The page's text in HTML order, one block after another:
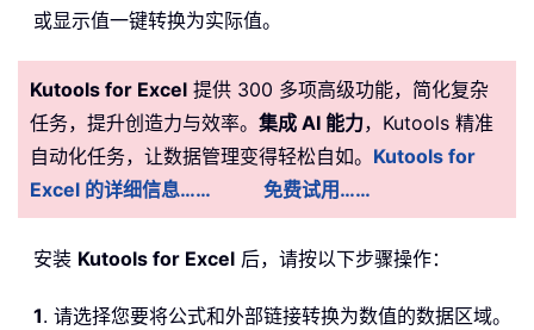
或显示值一键转换为实际值。
Kutools for Excel 提供 300 多项高级功能，简化复杂
任务，提升创造力与效率。 集成 AI 能力，Kutools 精准
自动化任务，让数据管理变得轻松自如。 Kutools for
Excel 的详细信息……
免费试用……
安装 Kutools for Excel 后，请按以下步骤操作：
1. 请选择您要将公式和外部链接转换为数值的数据区域。